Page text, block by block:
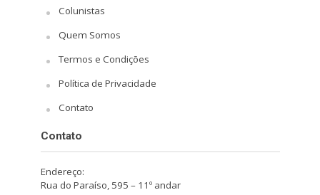
Colunistas
Quem Somos
Termos e Condições
Política de Privacidade
Contato
Contato
Endereço:
Rua do Paraíso, 595 – 11º andar